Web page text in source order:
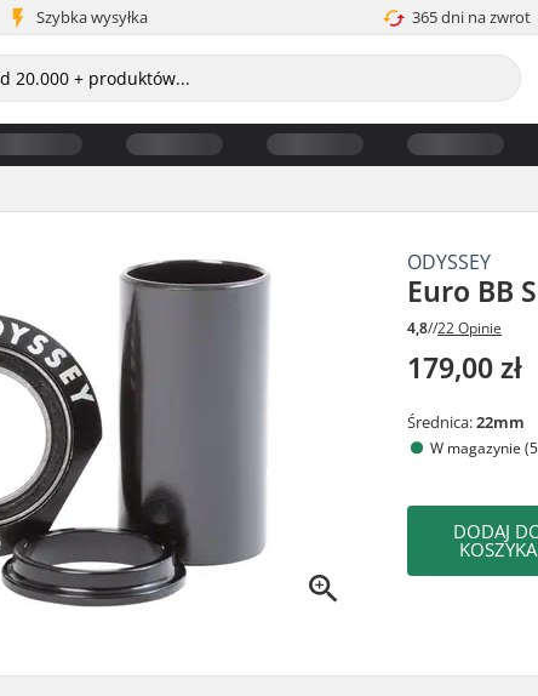
Szybka wysyłka 365 dni na zwrot
ODYSSEY
Euro BB
4,8//22 Opinie
179,00 zł
Średnica:22mm
W magazynie
DODAJ
KOSZYKA